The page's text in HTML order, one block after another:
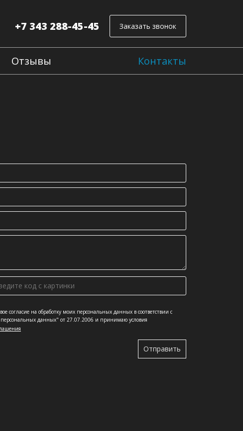
+7 343 288-45-45 Заказать звонок
Отзывы Контакты
согласие на обработку моих персональных данных в соответствии с
данных" от 27.07.2006 и принимаю условия